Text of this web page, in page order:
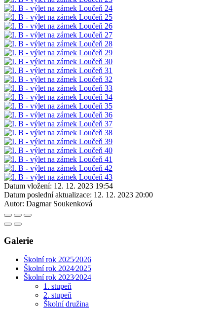
Datum vložení: 12. 12. 2023 19:54
Datum poslední aktualizace: 12. 12. 2023 20:00
Autor: Dagmar Soukenková
Galerie
Školní rok 2025⁄2026
Školní rok 2024⁄2025
Školní rok 2023⁄2024
1. stupeň
2. stupeň
Školní družina